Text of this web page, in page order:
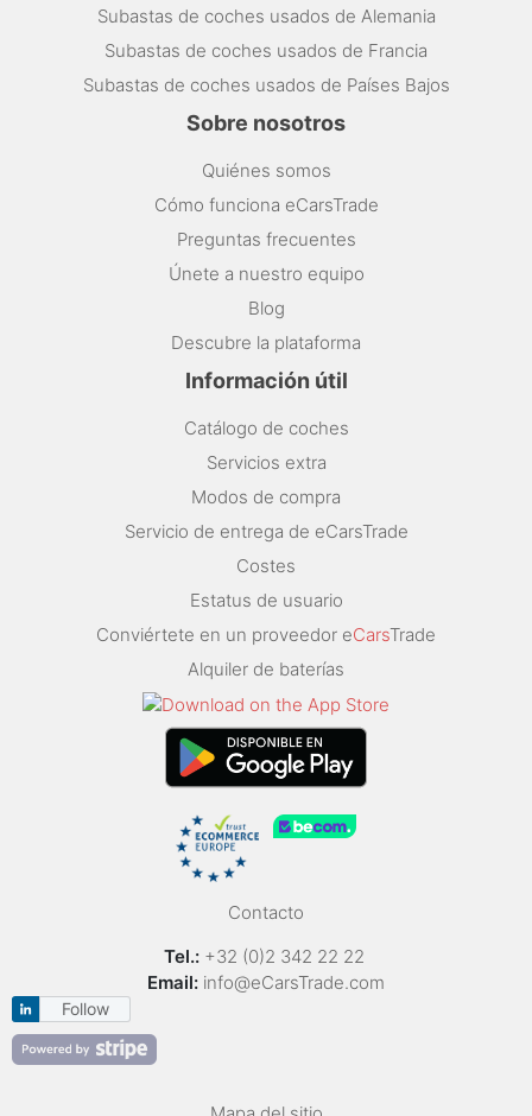
Subastas de coches usados de Alemania
Subastas de coches usados de Francia
Subastas de coches usados de Países Bajos
Sobre nosotros
Quiénes somos
Cómo funciona eCarsTrade
Preguntas frecuentes
Únete a nuestro equipo
Blog
Descubre la plataforma
Información útil
Catálogo de coches
Servicios extra
Modos de compra
Servicio de entrega de eCarsTrade
Costes
Estatus de usuario
Conviértete en un proveedor eCarsTrade
Alquiler de baterías
Contacto
Tel.: +32 (0)2 342 22 22
Email: info@eCarsTrade.com
Follow